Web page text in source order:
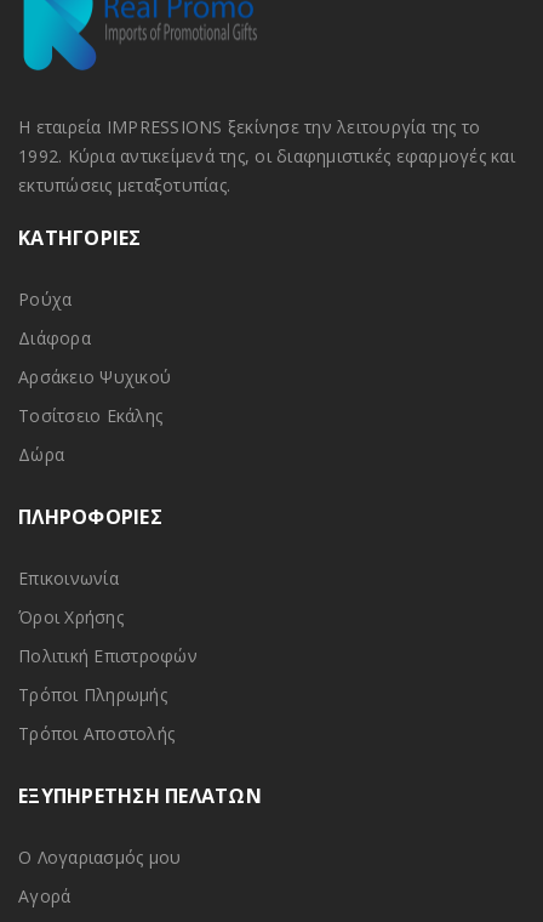
Η εταιρεία IMPRESSIONS ξεκίνησε την λειτουργία της το
1992. Κύρια αντικείμενά της, οι διαφημιστικές εφαρμογές και
εκτυπώσεις μεταξοτυπίας.
ΚΑΤΗΓΟΡΙΕΣ
Ρούχα
Διάφορα
Αρσάκειο Ψυχικού
Τοσίτσειο Εκάλης
Δώρα
ΠΛΗΡΟΦΟΡΙΕΣ
Επικοινωνία
Όροι Χρήσης
Πολιτική Επιστροφών
Τρόποι Πληρωμής
Τρόποι Αποστολής
ΕΞΥΠΗΡΕΤΗΣΗ ΠΕΛΑΤΩΝ
Ο Λογαριασμός μου
Αγορά